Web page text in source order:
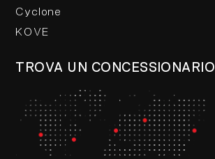
Cyclone
KOVE
TROVA UN CONCESSIONARIO